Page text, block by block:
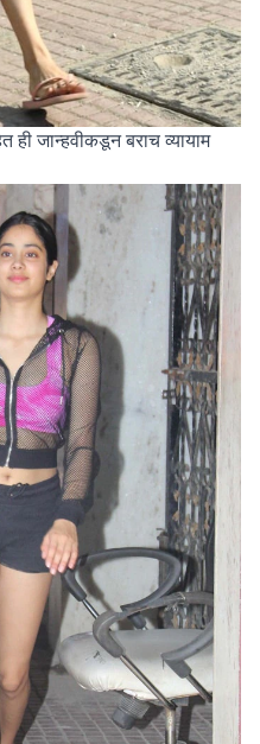
ही जान्हवीकडून बराच व्यायाम